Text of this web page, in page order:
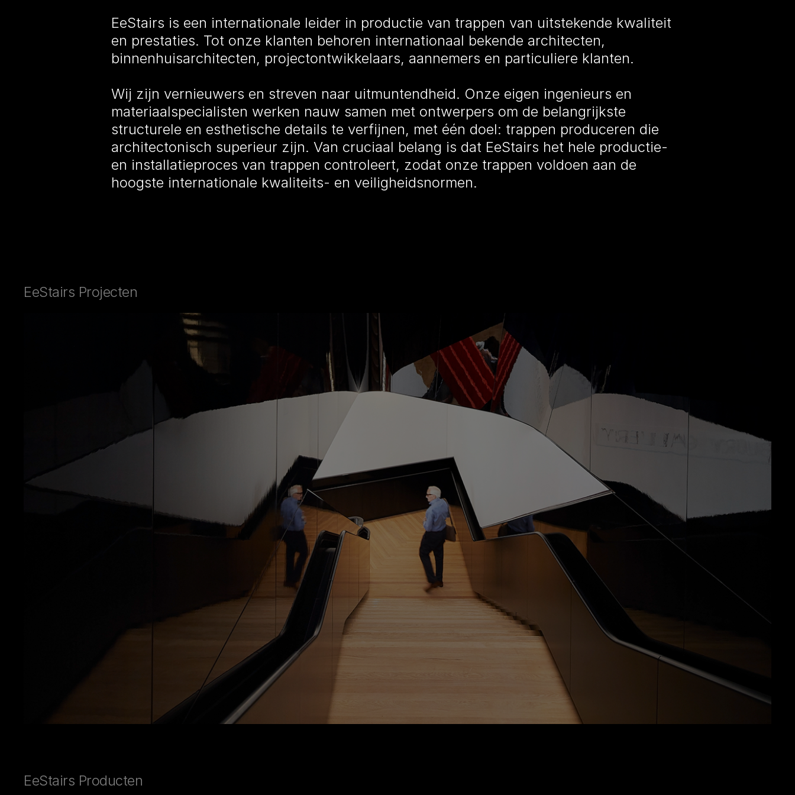
EeStairs is een internationale leider in productie van trappen van uitstekende kwaliteit
en prestaties. Tot onze klanten behoren internationaal bekende architecten,
binnenhuisarchitecten, projectontwikkelaars, aannemers en particuliere klanten.
Wij zijn vernieuwers en streven naar uitmuntendheid. Onze eigen ingenieurs en
materiaalspecialisten werken nauw samen met ontwerpers om de belangrijkste
structurele en esthetische details te verfijnen, met één doel: trappen produceren die
architectonisch superieur zijn. Van cruciaal belang is dat EeStairs het hele productie-
en installatieproces van trappen controleert, zodat onze trappen voldoen aan de
hoogste internationale kwaliteits- en veiligheidsnormen.
EeStairs Projecten
EeStairs Producten